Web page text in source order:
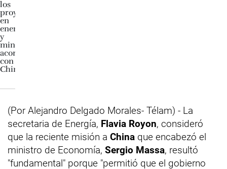
(Por Alejandro Delgado Morales- Télam) - La
secretaria de Energía, Flavia Royon, consideró
que la reciente misión a China que encabezó el
ministro de Economía, Sergio Massa, resultó
"fundamental" porque "permitió que el gobierno